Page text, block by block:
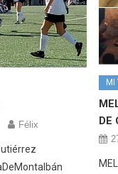
Félix
MI
DE